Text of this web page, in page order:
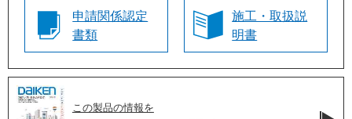
申請関係認定
書類
施工・取扱説
明書
この製品の情報を